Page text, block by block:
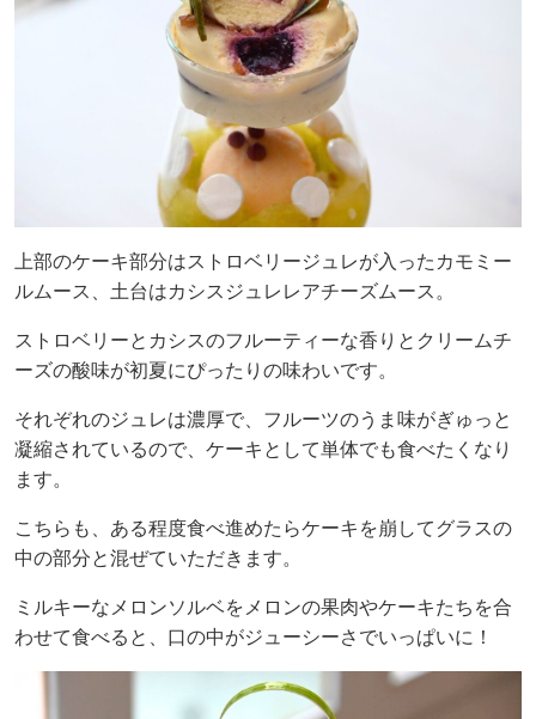
上部のケーキ部分はストロベリージュレが入ったカモミー
ルムース、土台はカシスジュレレアチーズムース。
ストロベリーとカシスのフルーティーな香りとクリームチ
ーズの酸味が初夏にぴったりの味わいです。
それぞれのジュレは濃厚で、フルーツのうま味がぎゅっと
凝縮されているので、ケーキとして単体でも食べたくなり
ます。
こちらも、ある程度食べ進めたらケーキを崩してグラスの
中の部分と混ぜていただきます。
ミルキーなメロンソルベをメロンの果肉やケーキたちを合
わせて食べると、口の中がジューシーさでいっぱいに！